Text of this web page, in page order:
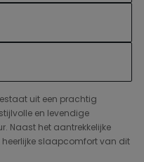
uit een prachtig
en levendige
Naast het aantrekkelijke
heerlijke slaapcomfort van dit